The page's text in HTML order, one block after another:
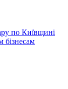
по Київщині
бізнесам